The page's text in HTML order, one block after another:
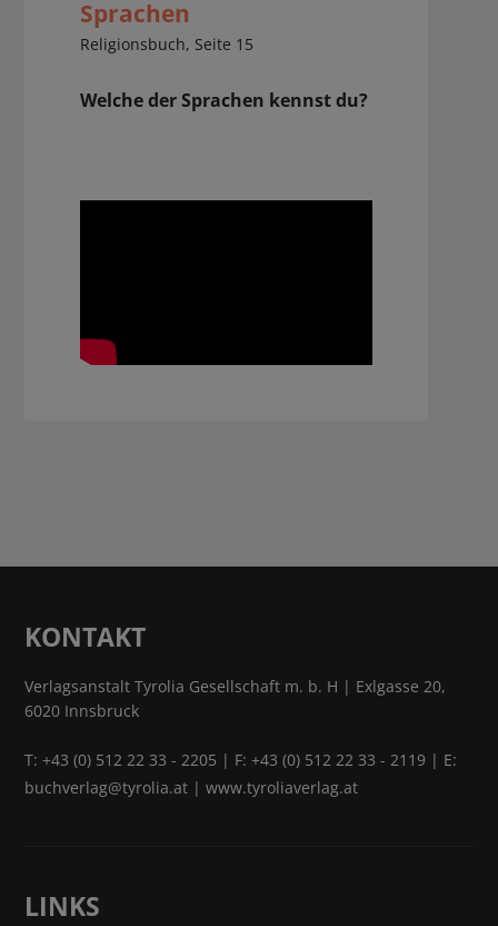
Sprachen
Religionsbuch, Seite 15
Welche der Sprachen kennst du?
KONTAKT
Verlagsanstalt Tyrolia Gesellschaft m. b. H | Exlgasse 20,
6020 Innsbruck
T:+43 (0) 512 22 33 - 2205 | F: +43 (0) 512 22 33 - 2119 | E:
buchverlag@tyrolia.at |www.tyroliaverlag.at
LINKS